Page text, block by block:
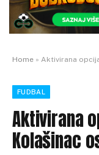
Home » Aktivirana
FUDBAL
Aktivirana
Kolašinac